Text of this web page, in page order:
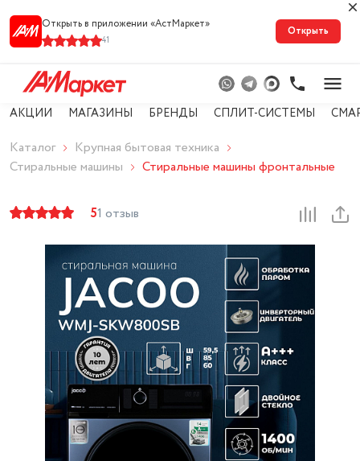
Открыть в приложении «АстМарке‪т‬»
41
Открыть
АКЦИИ МАГАЗИНЫ БРЕНДЫ СПЛИТ-СИСТЕМЫ
Каталог
Крупная бытовая техника
Стиральные машины
Стиральные машины фронтальные
51 отзыв